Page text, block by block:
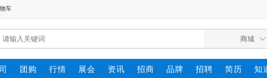
车
团购 行情 展会 资讯 招商 品牌 招聘 简历 知